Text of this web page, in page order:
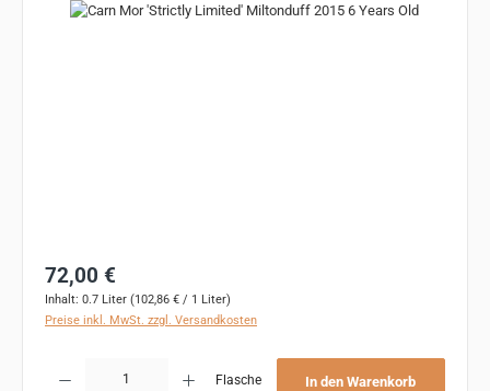
Bildergalerie überspringen
Regulärer Preis:
72,00 €
Inhalt: 0.7 Liter (102,86 € / 1 Liter)
Preise inkl. MwSt. zzgl. Versandkosten
Flasche In den Warenkorb